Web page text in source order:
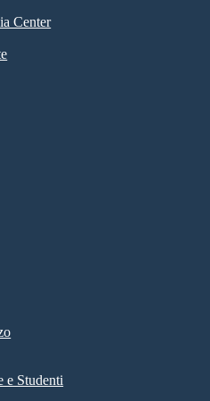
Center
e Studenti